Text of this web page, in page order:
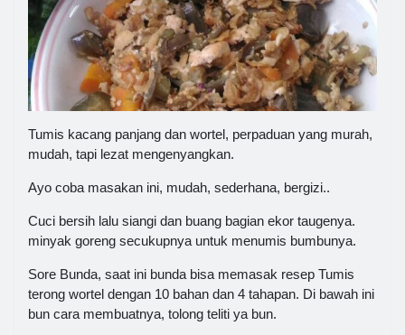
Tumis kacang panjang dan wortel, perpaduan yang murah,
mudah, tapi lezat mengenyangkan.
Ayo coba masakan ini, mudah, sederhana, bergizi..
Cuci bersih lalu siangi dan buang bagian ekor taugenya.
minyak goreng secukupnya untuk menumis bumbunya.
Sore Bunda, saat ini bunda bisa memasak resep Tumis
terong wortel dengan 10 bahan dan 4 tahapan. Di bawah ini
bun cara membuatnya, tolong teliti ya bun.